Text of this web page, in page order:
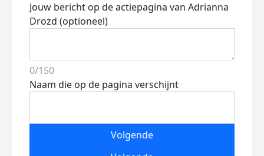
Jouw bericht op de actiepagina van Adrianna
Drozd (optioneel)
0/150
Naam die op de pagina verschijnt
Volgende